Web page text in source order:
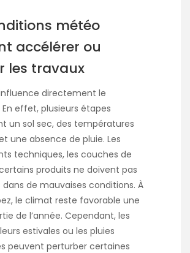
météo
accélérer ou
les travaux
directement le
effet, plusieurs étapes
un sol sec, des températures
une absence de pluie. Les
techniques, les couches de
produits ne doivent pas
de mauvaises conditions. À
le climat reste favorable une
de l’année. Cependant, les
estivales ou les pluies
peuvent perturber certaines